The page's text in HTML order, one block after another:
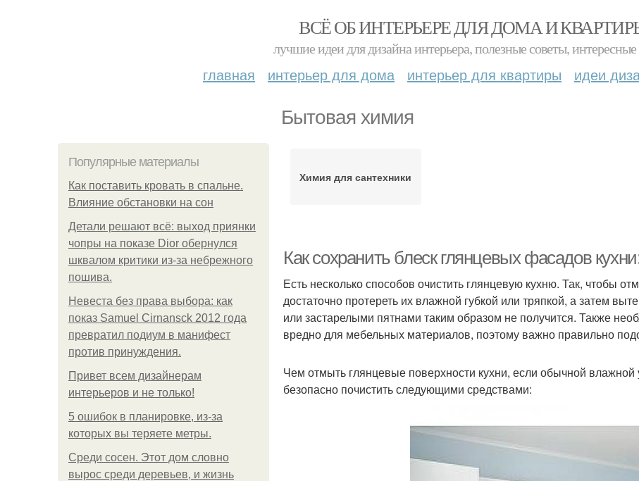
ВСЁ ОБ ИНТЕРЬЕРЕ ДЛЯ ДОМА И
лучшие идеи для дизайна интерьера, полезные советы, интересные
главная интерьер для дома интерьер для квартиры идеи
Бытовая химия
Популярные материалы
Как поставить кровать в спальне.
Влияние обстановки на сон
Детали решают всё: выход приянки
чопры на показе Dior обернулся
шквалом критики из-за небрежного
пошива.
Невеста без права выбора: как
показ Samuel Cirnansck 2012 года
превратил подиум в манифест
против принуждения.
Привет всем дизайнерам
интерьеров и не только!
5 ошибок в планировке, из-за
которых вы теряете метры.
Среди сосен. Этот дом словно
вырос среди деревьев, и жизнь
Химия для сантехники
Как сохранить блеск глянцевых фасадов
Есть несколько способов очистить глянцевую кухню. Так, чтобы
достаточно протереть их влажной губкой или тряпкой, а затем
или застарелыми пятнами таким образом не получится. Также
вредно для мебельных материалов, поэтому важно правильно
Чем отмыть глянцевые поверхности кухни, если обычной
безопасно почистить следующими средствами: